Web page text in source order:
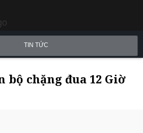
TIN TỨC
chặng đua 12 Giờ